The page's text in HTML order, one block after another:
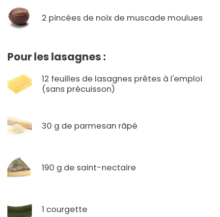
2 pincées de noix de muscade moulues
Pour les lasagnes :
12 feuilles de lasagnes prêtes à l'emploi
(sans précuisson)
30 g de parmesan râpé
190 g de saint-nectaire
1 courgette